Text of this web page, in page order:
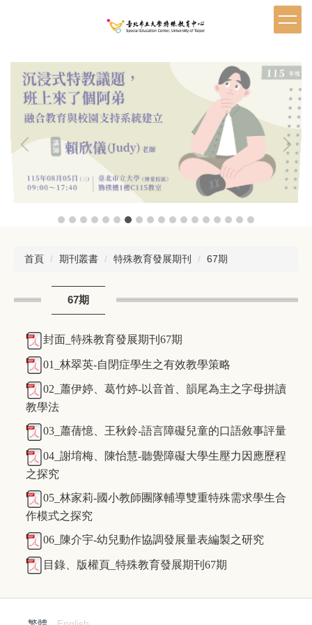
首頁 期刊叢書 特殊教育發展期刊 67期
67期
封面_特殊教育發展期刊67期
01_林翠英-自閉症學生之有效教學策略
02_蕭伊婷、葛竹婷-以音首、韻尾為主之字母拼讀
教學法
03_蕭蒨憶、王秋鈴-語言障礙兒童的口語敘事評量
04_謝堉梅、陳怡慧-聽覺障礙大學生壓力因應歷程
之探究
05_林家莉-國小教師團隊輔導雙重特殊需求學生合
作模式之探究
06_陳介宇-幼兒動作協調發展量表編製之研究
目錄、版權頁_特殊教育發展期刊67期